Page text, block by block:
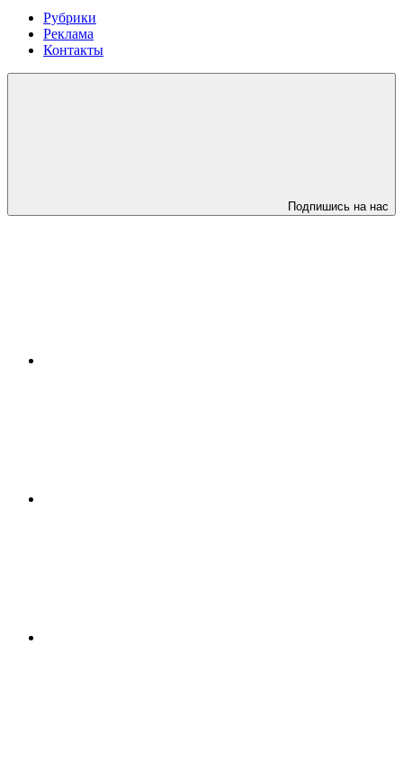
Рубрики
Реклама
Контакты
Подпишись на нас